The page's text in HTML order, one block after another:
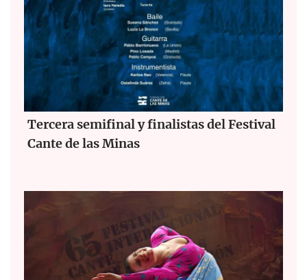
Tercera semifinal y finalistas del Festival
Cante de las Minas